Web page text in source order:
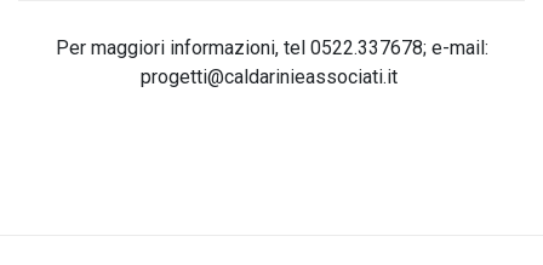
Per maggiori informazioni, tel 0522.337678; e-mail:
progetti@caldarinieassociati.it